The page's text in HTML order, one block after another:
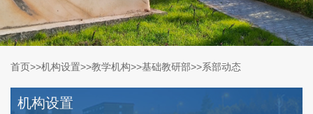
首页>>机构设置>>教学机构>>基础教研部>>系部动态
机构设置